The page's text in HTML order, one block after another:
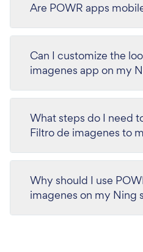
Are POWR apps
Can I customize the
imagenes app on my
What steps do I need
Filtro de imagenes to
Why should I use
imagenes on my Ning